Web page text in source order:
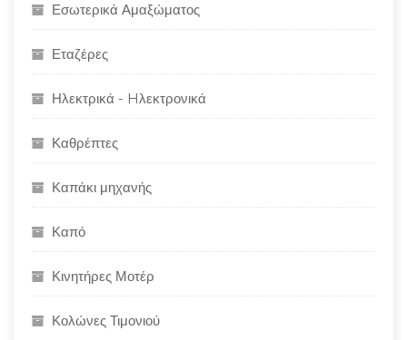
Εσωτερικά Αμαξώματος
Εταζέρες
Ηλεκτρικά - Hλεκτρονικά
Καθρέπτες
Καπάκι μηχανής
Καπό
Κινητήρες Μοτέρ
Κολώνες Τιμονιού